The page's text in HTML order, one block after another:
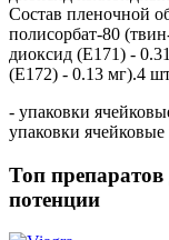
Состав пленочной
полисорбат-80
диоксид (E171) -
(E172) - 0.13 мг).4
- упаковки
упаковки
Топ
потенции